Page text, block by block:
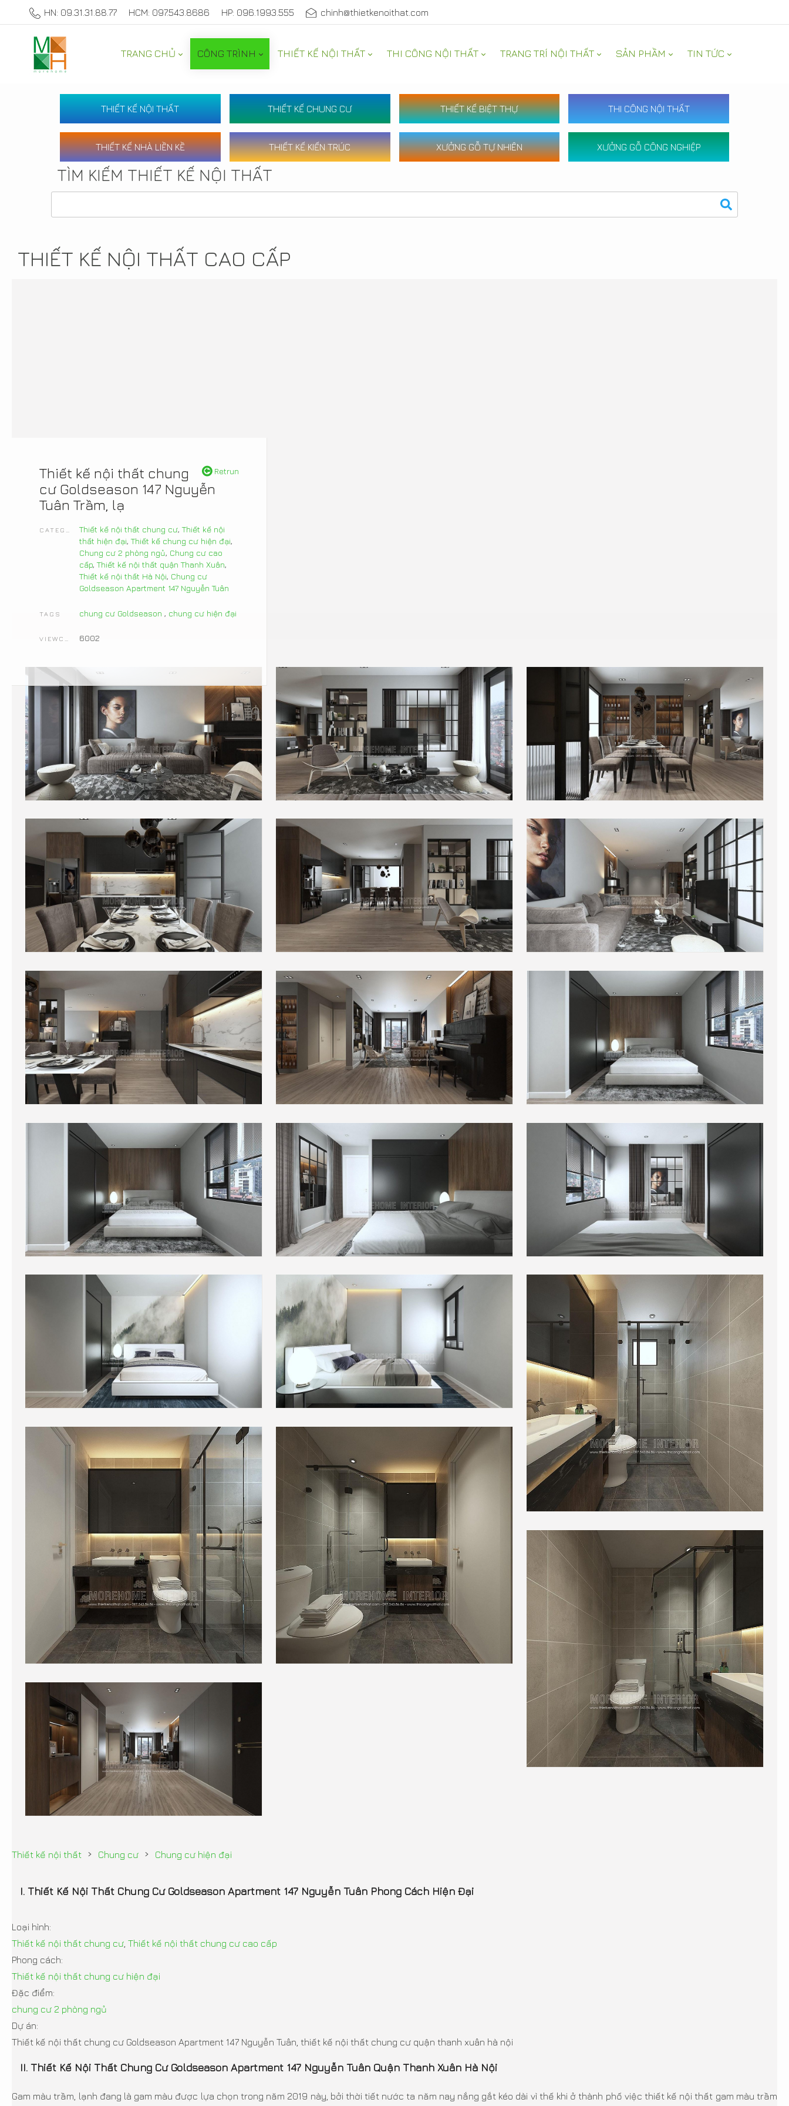
HN: 09.31.31.88.77 HCM: 097.543.8686 HP: 096.1993.555 chinh@thietkenoithat.com
TRANG CHỦ CÔNG TRÌNH THIẾT KẾ NỘI THẤT THI CÔNG NỘI THẤT TRANG TRÍ NỘI THẤT SẢN PHẦM TIN TỨC
THIẾT KẾ NỘI THẤT THIẾT KẾ CHUNG CƯ THIẾT KẾ BIỆT THỰ THI CÔNG NỘI THẤT
THIẾT KẾ NHÀ LIỀN KỀ THIẾT KẾ KIẾN TRÚC XƯỞNG GỖ TỰ NHIÊN XƯỞNG GỖ CÔNG NGHIỆP
TÌM KIẾM THIẾT KẾ NỘI THẤT
THIẾT KẾ NỘI THẤT CAO CẤP
Retrun
Thiết kế nội thất chung
cư Goldseason 147 Nguyễn
Tuân Trầm, lạ
Thiết kế nội thất chung cư, Thiết kế nội
thất hiện đại, Thiết kế chung cư hiện đại,
Chung cư 2 phòng ngủ, Chung cư cao
cấp, Thiết kế nội thất quận Thanh Xuân,
Thiết kế nội thất Hà Nội, Chung cư
Goldseason Apartment 147 Nguyễn Tuân
TAGS chung cư Goldseason , chung cư hiện đại
6002
Thiết kế nội thất › Chung cư › Chung cư hiện đại
I. Thiết Kế Nội Thất Chung Cư Goldseason Apartment 147 Nguyễn Tuân Phong Cách Hiện Đại
Loại hình:
Thiết kế nội thất chung cư Thiết kế nội thất chung cư cao cấp
Phong cách:
Thiết kế nội thất chung cư hiện đại
Đặc điểm:
chung cư 2 phòng ngủ
Dự án:
Thiết kế nội thất chung cư Goldseason Apartment 147 Nguyễn Tuân, thiết kế nội thất chung cư quận thanh xuân hà nội
II. Thiết Kế Nội Thất Chung Cư Goldseason Apartment 147 Nguyễn Tuân Quận Thanh Xuân Hà Nội
Gam màu trầm, lạnh đang là gam màu được lựa chọn trong năm 2019 này, bởi thời tiết nước ta năm nay nắng gắt kéo dài vì thế khi ở thành phố việc thiết kế nội thất gam màu trầm